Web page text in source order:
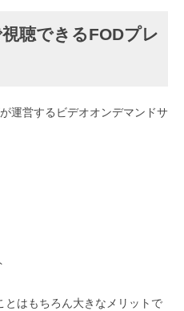
聴できるFODプレ
運営するビデオオンデマンドサ
とはもちろん大きなメリットで